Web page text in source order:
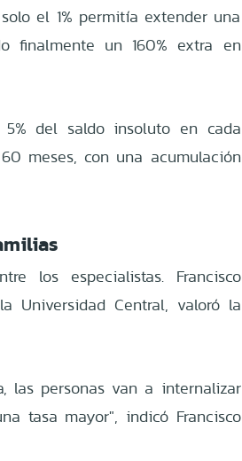
el 1% permitía extender una
finalmente un 160% extra en
del saldo insoluto en cada
meses, con una acumulación
los especialistas. Francisco
Universidad Central, valoró la
las personas van a internalizar
tasa mayor", indicó Francisco